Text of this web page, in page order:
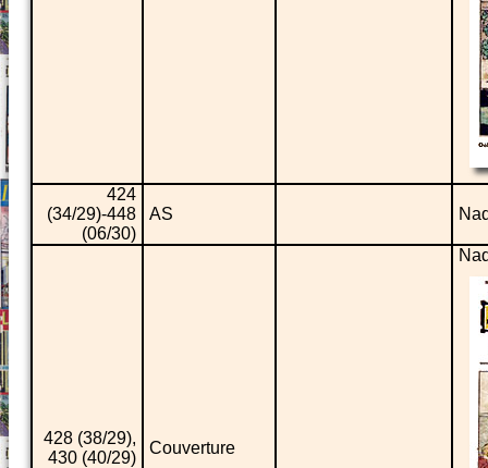
424
(34/29)-448
(06/30)
AS
428 (38/29),
430 (40/29)
Couverture